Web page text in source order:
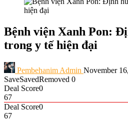
Bệnh viện Xanh Pon:
trong y tế hiện đại
Pembehanim Admin November
SaveSavedRemoved 0
Deal Score0
67
Deal Score0
67